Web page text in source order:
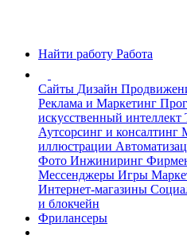
Найти работу Работа
Сайты Дизайн
Реклама и Маркетинг
искусственный интеллект
Аутсорсинг и консалтинг
иллюстрации
Фото Инжиниринг
Мессенджеры Игры
Интернет-магазины
и блокчейн
Фрилансеры